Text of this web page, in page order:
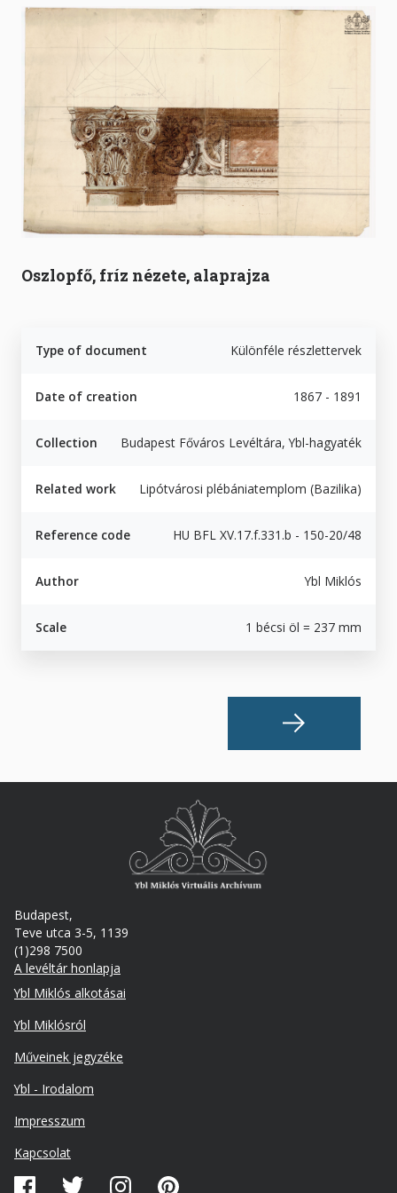
Oszlopfő, fríz nézete, alaprajza
Type of document Különféle részlettervek
Date of creation 1867 - 1891
Collection Budapest Főváros Levéltára, Ybl-hagyaték
Related work Lipótvárosi plébániatemplom (Bazilika)
Reference code HU BFL XV.17.f.331.b - 150-20/48
Author Ybl Miklós
Scale 1 bécsi öl = 237 mm
Budapest,
Teve utca 3-5, 1139
(1)298 7500
A levéltár honlapja
Footer
Ybl Miklós alkotásai
Ybl Miklósról
Műveinek jegyzéke
Ybl - Irodalom
Lábléc
másodlagos
Impresszum
Kapcsolat
Közösségi